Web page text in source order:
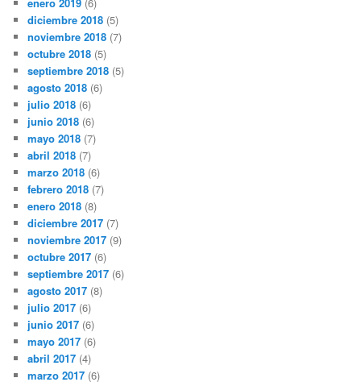
diciembre 2018 (5)
noviembre 2018 (7)
octubre 2018 (5)
septiembre 2018 (5)
agosto 2018 (6)
julio 2018 (6)
junio 2018 (6)
mayo 2018 (7)
abril 2018 (7)
marzo 2018 (6)
febrero 2018 (7)
enero 2018 (8)
diciembre 2017 (7)
noviembre 2017 (9)
octubre 2017 (6)
septiembre 2017 (6)
agosto 2017 (8)
julio 2017 (6)
junio 2017 (6)
mayo 2017 (6)
abril 2017 (4)
marzo 2017 (6)